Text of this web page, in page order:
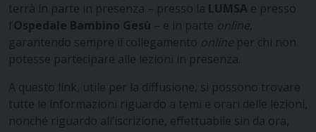
terrà in parte in presenza – presso la LUMSA e presso
l’Ospedale Bambino Gesù – e in parte online
garantendo sempre il collegamento online per chi non
potesse partecipare alle lezioni in presenza.
A questo link, utile per la diffusione, si possono trovare
tutte le informazioni riguardo a temi e orari delle lezioni,
nonché riguardo all’iscrizione, effettuabile sin da ora,